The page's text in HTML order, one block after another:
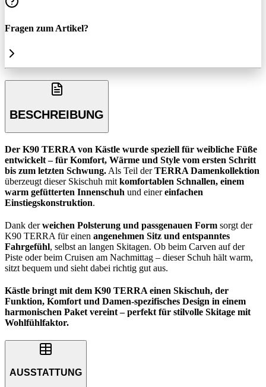
Fragen zum Artikel?
BESCHREIBUNG
Der K90 TERRA von Kästle wurde speziell für weibliche Füße
entwickelt – für Komfort, Wärme und Style vom ersten Schritt
bis zum letzten Schwung. Als Teil derTERRA Damenkollektion
überzeugt dieser Skischuh mit komfortablen Schnallen, einem
warm gefütterten Innenschuh und einereinfachen
Einstiegskonstruktion.
Dank derweichen Polsterung und passgenauen Form sorgt der
K90 TERRA für einen angenehmen Sitz und entspanntes
Fahrgefühl, selbst an langen Skitagen. Ob beim Carven auf der
Piste oder beim Cruisen am Nachmittag – dieser Schuh hält warm,
sitzt bequem und sieht dabei richtig gut aus.
Kästle bringt mit dem K90 TERRA einen Skischuh, der
Funktion, Komfort und Damen-spezifisches Design in einem
harmonischen Paket vereint – perfekt für stilvolle Skitage mit
Wohlfühlfaktor.
AUSSTATTUNG